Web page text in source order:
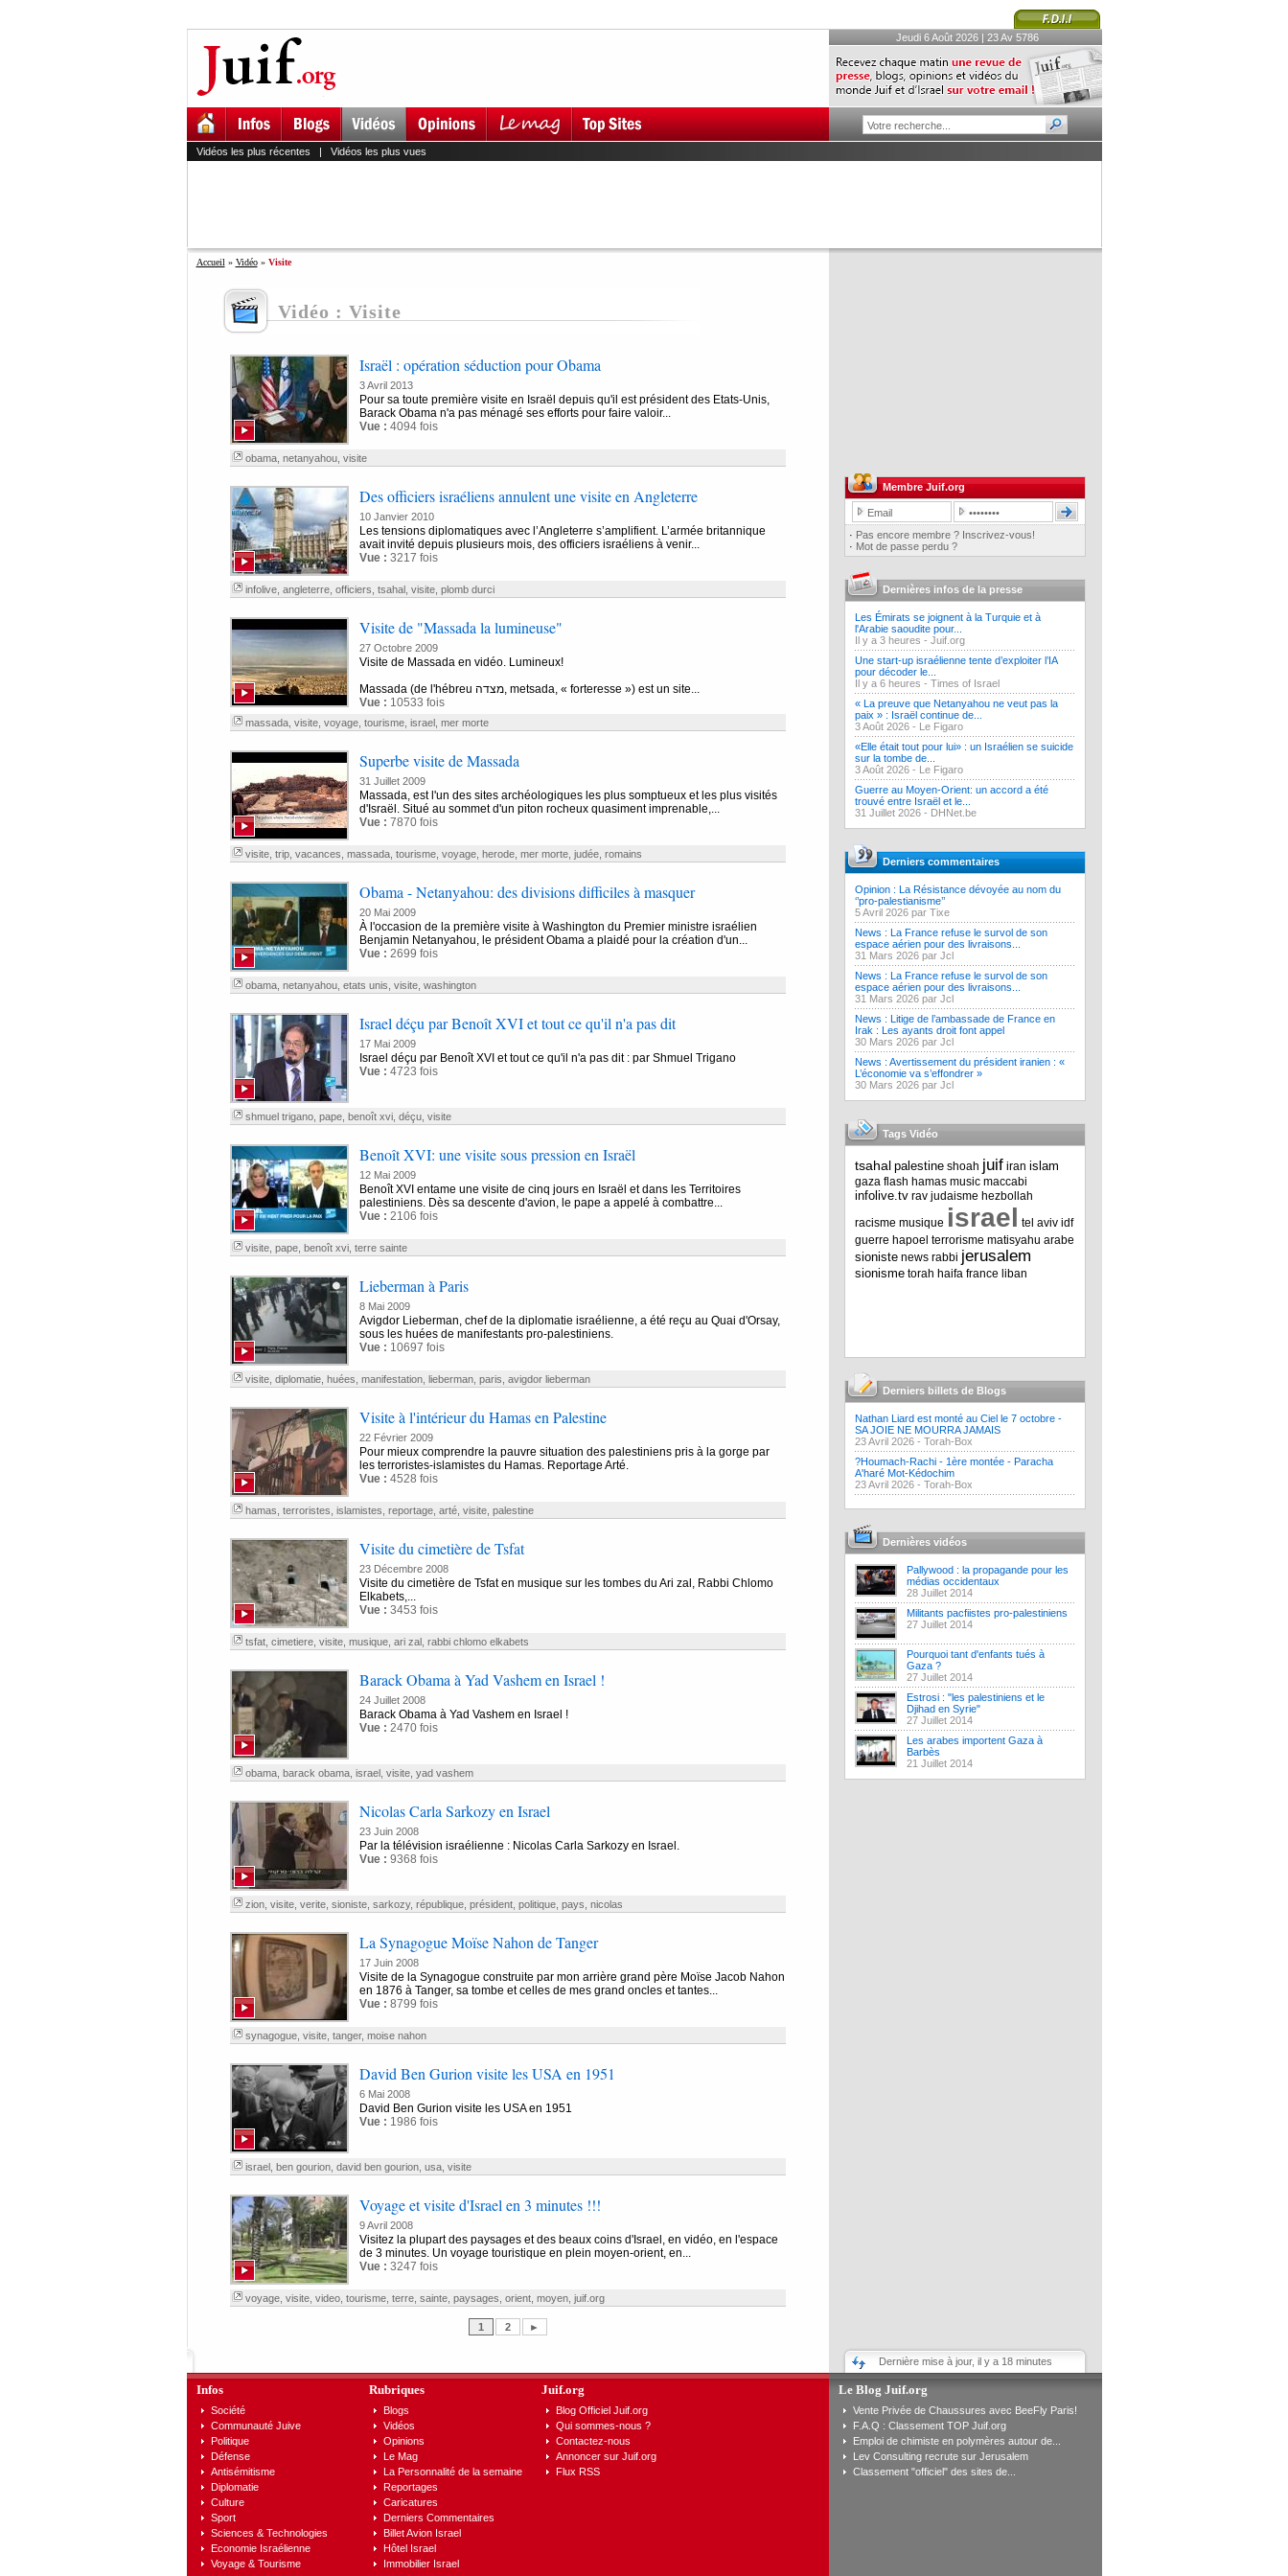
Jeudi 6 Août 2026 | 23 Av 5786
Vidéos les plus récentes | Vidéos les plus vues
Accueil » Vidéo» Visite
Vidéo : Visite
Israël : opération séduction pour Obama
3 Avril 2013
Pour sa toute première visite en Israël depuis qu'il est président des Etats-Unis,
Barack Obama n'a pas ménagé ses efforts pour faire valoir...
Vue : 4094 fois
obama, netanyahou, visite
Des officiers israéliens annulent une visite en Angleterre
10 Janvier 2010
Les tensions diplomatiques avec l’Angleterre s’amplifient. L’armée britannique
avait invité depuis plusieurs mois, des officiers israéliens à venir...
Vue : 3217 fois
infolive, angleterre, officiers tsahal, visite, plomb durci
Visite de "Massada la lumineuse"
27 Octobre 2009
Visite de Massada en vidéo. Lumineux!
Massada (de l'hébreu מצדה, metsada, « forteresse ») est un site...
Vue : 10533 fois
massada, visite, voyage, tourisme, israel, mer morte
Superbe visite de Massada
31 Juillet 2009
Massada, est l'un des sites archéologiques les plus somptueux et les plus visités
d'Israël. Situé au sommet d'un piton rocheux quasiment imprenable,...
Vue : 7870 fois
visite, trip, vacances massada, tourisme, voyage, herode, mer morte, judée, romains
Obama - Netanyahou: des divisions difficiles à masquer
20 Mai 2009
À l'occasion de la première visite à Washington du Premier ministre israélien
Benjamin Netanyahou, le président Obama a plaidé pour la création d'un...
Vue : 2699 fois
obama, netanyahou, etats unis visite, washington
Israel déçu par Benoît XVI et tout ce qu'il n'a pas dit
17 Mai 2009
Israel déçu par Benoît XVI et tout ce qu'il n'a pas dit : par Shmuel Trigano
Vue : 4723 fois
shmuel trigano, pape, benoît xvi, déçu, visite
Benoît XVI: une visite sous pression en Israël
12 Mai 2009
Benoît XVI entame une visite de cinq jours en Israël et dans les Territoires
palestiniens. Dès sa descente d'avion, le pape a appelé à combattre...
Vue : 2106 fois
visite, pape, benoît xvi, terre sainte
Lieberman à Paris
8 Mai 2009
Avigdor Lieberman, chef de la diplomatie israélienne, a été reçu au Quai d'Orsay,
sous les huées de manifestants pro-palestiniens.
Vue : 10697 fois
visite, diplomatie, huées manifestation, lieberman, paris avigdor lieberman
Visite à l'intérieur du Hamas en Palestine
22 Février 2009
Pour mieux comprendre la pauvre situation des palestiniens pris à la gorge par
les terroristes-islamistes du Hamas. Reportage Arté.
Vue : 4528 fois
hamas terroristes islamistes reportage, arté, visite, palestine
Visite du cimetière de Tsfat
23 Décembre 2008
Visite du cimetière de Tsfat en musique sur les tombes du Ari zal, Rabbi Chlomo
Elkabets,...
Vue : 3453 fois
tsfat, cimetiere, visite, musique, ari zal, rabbi chlomo elkabets
Barack Obama à Yad Vashem en Israel !
24 Juillet 2008
Barack Obama à Yad Vashem en Israel !
Vue : 2470 fois
obama, barack obama, israel, visite, yad vashem
Nicolas Carla Sarkozy en Israel
23 Juin 2008
Par la télévision israélienne : Nicolas Carla Sarkozy en Israel.
Vue : 9368 fois
zion, visite, verite, sioniste, sarkozy, république, président, politique, pays nicolas
La Synagogue Moïse Nahon de Tanger
17 Juin 2008
Visite de la Synagogue construite par mon arrière grand père Moïse Jacob Nahon
en 1876 à Tanger, sa tombe et celles de mes grand oncles et tantes...
Vue : 8799 fois
synagogue, visite, tanger, moise nahon
David Ben Gurion visite les USA en 1951
6 Mai 2008
David Ben Gurion visite les USA en 1951
Vue : 1986 fois
israel, ben gourion, david ben gourion, usa, visite
Voyage et visite d'Israel en 3 minutes !!!
9 Avril 2008
Visitez la plupart des paysages et des beaux coins d'Israel, en vidéo, en l'espace
de 3 minutes. Un voyage touristique en plein moyen-orient, en...
Vue : 3247 fois
voyage, visite, video, tourisme, terre, sainte, paysages orient, moyen, juif.org
1 2 ►
Membre Juif.org
· Pas encore membre ? Inscrivez-vous!
· Mot de passe perdu ?
Dernières infos de la presse
Les Émirats se joignent à la Turquie et à
l'Arabie saoudite pour...
Il y a 3 heures - Juif.org
Une start-up israélienne tente d’exploiter l’IA
pour décoder le...
Il y a 6 heures - Times of Israel
« La preuve que Netanyahou ne veut pas la
paix » : Israël continue de...
3 Août 2026 - Le Figaro
«Elle était tout pour lui» : un Israélien se suicide
sur la tombe de...
3 Août 2026 - Le Figaro
Guerre au Moyen-Orient: un accord a été
trouvé entre Israël et le...
31 Juillet 2026 - DHNet.be
Derniers commentaires
Opinion : La Résistance dévoyée au nom du
‘’pro-palestianisme’’
5 Avril 2026 par Tixe
News : La France refuse le survol de son
espace aérien pour des livraisons...
31 Mars 2026 par Jcl
News : La France refuse le survol de son
espace aérien pour des livraisons...
31 Mars 2026 par Jcl
News : Litige de l’ambassade de France en
Irak : Les ayants droit font appel
30 Mars 2026 par Jcl
News : Avertissement du président iranien : «
L’économie va s’effondrer »
30 Mars 2026 par Jcl
Tags Vidéo
tsahal palestine shoah juif iran islam
gaza flash hamas music maccabi
infolive.tv rav judaisme hezbollah
racisme musique israel tel aviv idf
guerre hapoel terrorisme matisyahu arabe
sioniste news rabbi jerusalem
sionisme torah haifa france liban
Derniers billets de Blogs
Nathan Liard est monté au Ciel le 7 octobre -
SA JOIE NE MOURRA JAMAIS
23 Avril 2026 - Torah-Box
?Houmach-Rachi - 1ère montée - Paracha
A'haré Mot-Kédochim
23 Avril 2026 - Torah-Box
Dernières vidéos
Pallywood : la propagande pour les
médias occidentaux
28 Juillet 2014
Militants pacfiistes pro-palestiniens
27 Juillet 2014
Pourquoi tant d'enfants tués à
Gaza ?
27 Juillet 2014
Estrosi : "les palestiniens et le
Djihad en Syrie"
27 Juillet 2014
Les arabes importent Gaza à
Barbès
21 Juillet 2014
Dernière mise à jour, il y a 18 minutes
Infos
Société
Communauté Juive
Politique
Défense
Antisémitisme
Diplomatie
Culture
Sport
Sciences & Technologies
Economie Israélienne
Voyage & Tourisme
Rubriques
Blogs
Vidéos
Opinions
Le Mag
La Personnalité de la semaine
Reportages
Caricatures
Derniers Commentaires
Billet Avion Israel
Hôtel Israel
Immobilier Israel
Juif.org
Blog Officiel Juif.org
Qui sommes-nous ?
Contactez-nous
Annoncer sur Juif.org
Flux RSS
Le Blog Juif.org
Vente Privée de Chaussures avec BeeFly Paris!
F.A.Q : Classement TOP Juif.org
Emploi de chimiste en polymères autour de...
Lev Consulting recrute sur Jerusalem
Classement "officiel" des sites de...